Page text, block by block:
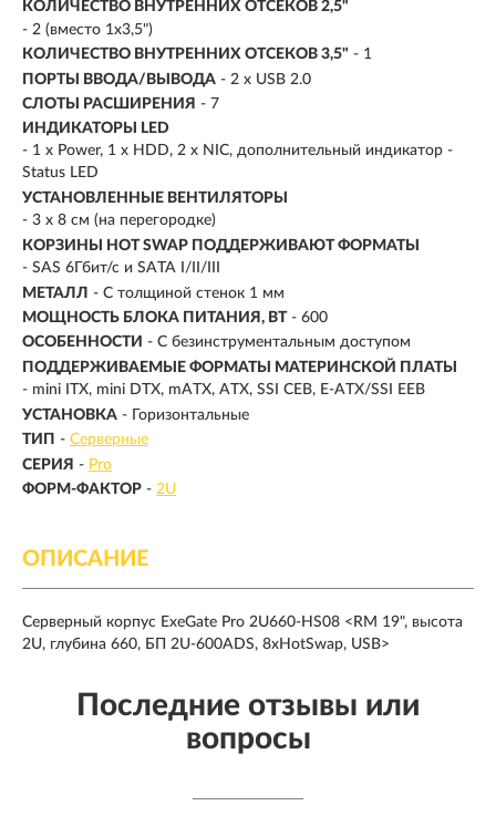
КОЛИЧЕСТВО ВНУТРЕННИХ ОТСЕКОВ 2,5"
- 2 (вместо 1x3,5")
КОЛИЧЕСТВО ВНУТРЕННИХ ОТСЕКОВ 3,5" - 1
ПОРТЫ ВВОДА/ВЫВОДА - 2 x USB 2.0
СЛОТЫ РАСШИРЕНИЯ - 7
ИНДИКАТОРЫ LED
- 1 x Power, 1 x HDD, 2 x NIC, дополнительный индикатор -
Status LED
УСТАНОВЛЕННЫЕ ВЕНТИЛЯТОРЫ
- 3 x 8 см (на перегородке)
КОРЗИНЫ HOT SWAP ПОДДЕРЖИВАЮТ ФОРМАТЫ
- SAS 6Гбит/с и SATA I/II/III
МЕТАЛЛ - С толщиной стенок 1 мм
МОЩНОСТЬ БЛОКА ПИТАНИЯ, ВТ - 600
ОСОБЕННОСТИ - С безинструментальным доступом
ПОДДЕРЖИВАЕМЫЕ ФОРМАТЫ МАТЕРИНСКОЙ ПЛАТЫ
- mini ITX, mini DTX, mATX, ATX, SSI CEB, E-ATX/SSI EEB
УСТАНОВКА - Горизонтальные
ТИП - Серверные
СЕРИЯ - Pro
ФОРМ-ФАКТОР - 2U
ОПИСАНИЕ
Серверный корпус ExeGate Pro 2U660-HS08 <RM 19", высота
2U, глубина 660, БП 2U-600ADS, 8xHotSwap, USB>
Последние отзывы или
вопросы